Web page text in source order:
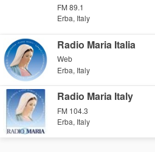
FM 89.1
Erba, Italy
Radio Maria Italia
Web
Erba, Italy
Radio Maria Italy
FM 104.3
Erba, Italy